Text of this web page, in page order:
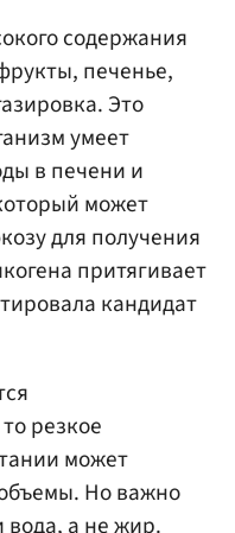
содержания
печенье,
Это
умеет
в печени и
может
для получения
притягивает
кандидат
резкое
может
Но важно
вода, а не жир.